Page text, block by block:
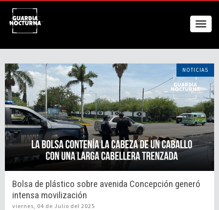
NOTICIAS
Bolsa de plástico sobre avenida Concepción generó
intensa movilización
viernes, 04 de Julio del 2025